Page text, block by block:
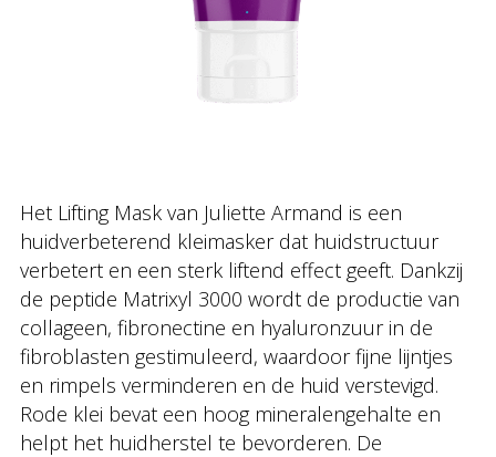
Het Lifting Mask van Juliette Armand is een
huidverbeterend kleimasker dat huidstructuur
verbetert en een sterk liftend effect geeft. Dankzij
de peptide Matrixyl 3000 wordt de productie van
collageen, fibronectine en hyaluronzuur in de
fibroblasten gestimuleerd, waardoor fijne lijntjes
en rimpels verminderen en de huid verstevigd.
Rode klei bevat een hoog mineralengehalte en
helpt het huidherstel te bevorderen. De